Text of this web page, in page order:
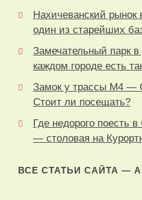
Нахичеванский
один из старейших
Замечательный парк
каждом городе есть
Замок у трассы М4 —
Стоит ли посещать?
Где недорого поесть
— столовая на
ВСЕ СТАТЬИ САЙТА —